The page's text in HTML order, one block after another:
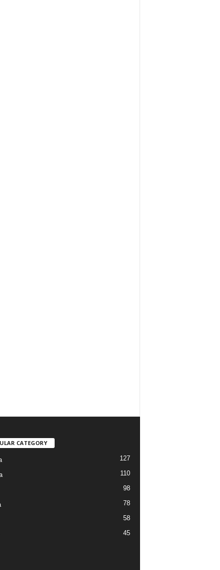
CATEGORY
127
110
98
78
58
45